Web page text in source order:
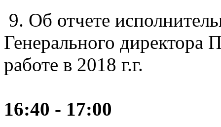
9. Об отчете
Генерального директора
работе в 2018 г.г.
16:40 - 17:00